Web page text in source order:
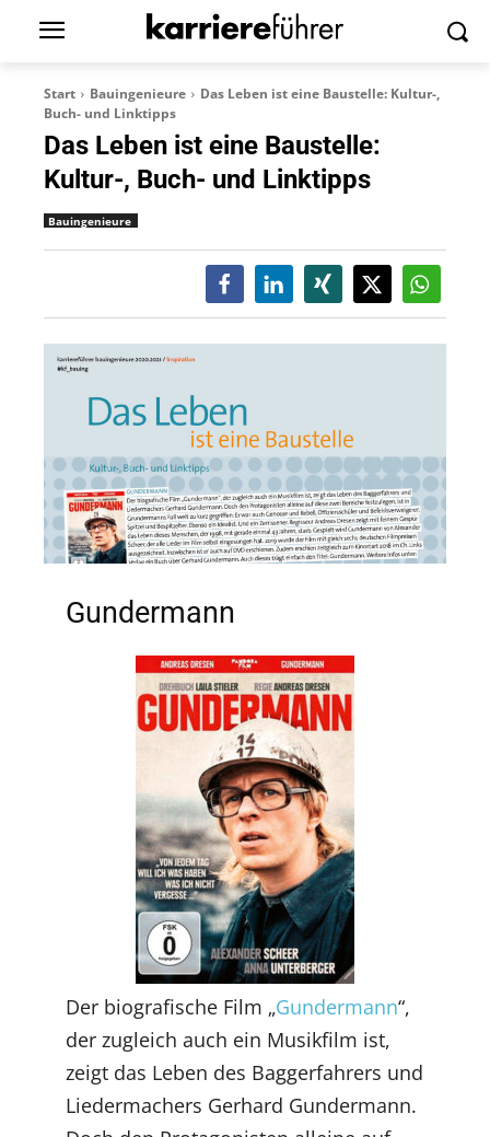
Start Bauingenieure
Das Leben ist eine Baustelle: Kultur-,
Buch- und Linktipps
Das Leben ist eine Baustelle:
Kultur-, Buch- und Linktipps
Bauingenieure
Gundermann
Der biografische Film „Gundermann“,
der zugleich auch ein Musikfilm ist,
zeigt das Leben des Baggerfahrers und
Liedermachers Gerhard Gundermann.